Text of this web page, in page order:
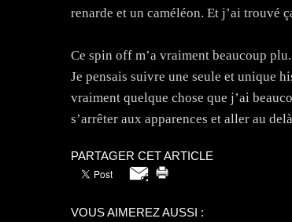
renarde et un caméléon. Et j’ai trouvé
Ce spin off m’a vraiment beaucoup
Je pensais suivre une seule et unique
vraiment quelque chose que j’ai
s’arrêter aux apparences et aller au
PARTAGER CET ARTICLE
VOUS AIMEREZ AUSSI :